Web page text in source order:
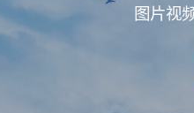
图片视